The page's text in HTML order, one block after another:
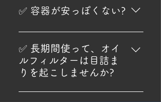
以下の容量で余りが出ないように
合わせください。 料金を計算して
請求書をお出しします。（決済方
法はホームページ注文と同じで、
カードやコンビニ決済等使えま
す。）
✅️ 容器が安っぽくない?
Veriorは価格に対してパッケージ
のコストをかなり抑えています。
広く売る場合には見栄えの要素は
とても大事になりますが、Verior
✅️ 長期間使って、オイ
ルフィルターは目詰ま
りを起こしませんか?
ロングドレイン(長寿命)オイルに